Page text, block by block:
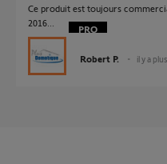
Ce produit est toujours
2016...
Robert P. il y a